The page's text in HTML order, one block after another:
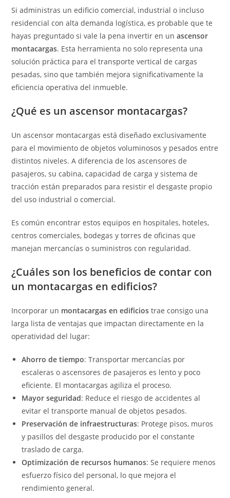
entrada:
Si administras un edificio comercial, industrial o incluso
residencial con alta demanda logística, es probable que te
hayas preguntado si vale la pena invertir en unascensor
montacargas. Esta herramienta no solo representa una
solución práctica para el transporte vertical de cargas
pesadas, sino que también mejora significativamente la
eficiencia operativa del inmueble.
¿Qué es un ascensor montacargas?
Un ascensor montacargas está diseñado exclusivamente
para el movimiento de objetos voluminosos y pesados entre
distintos niveles. A diferencia de los ascensores de
pasajeros, su cabina, capacidad de carga y sistema de
tracción están preparados para resistir el desgaste propio
del uso industrial o comercial.
Es común encontrar estos equipos en hospitales, hoteles,
centros comerciales, bodegas y torres de oficinas que
manejan mercancías o suministros con regularidad.
¿Cuáles son los beneficios de contar con
un montacargas en edificios?
Incorporar un montacargas en edificios trae consigo una
larga lista de ventajas que impactan directamente en la
operatividad del lugar:
Ahorro de tiempo: Transportar mercancías por
escaleras o ascensores de pasajeros es lento y poco
eficiente. El montacargas agiliza el proceso.
Mayor seguridad: Reduce el riesgo de accidentes al
evitar el transporte manual de objetos pesados.
Preservación de infraestructuras: Protege pisos, muros
y pasillos del desgaste producido por el constante
traslado de carga.
Optimización de recursos humanos: Se requiere menos
esfuerzo físico del personal, lo que mejora el
rendimiento general.